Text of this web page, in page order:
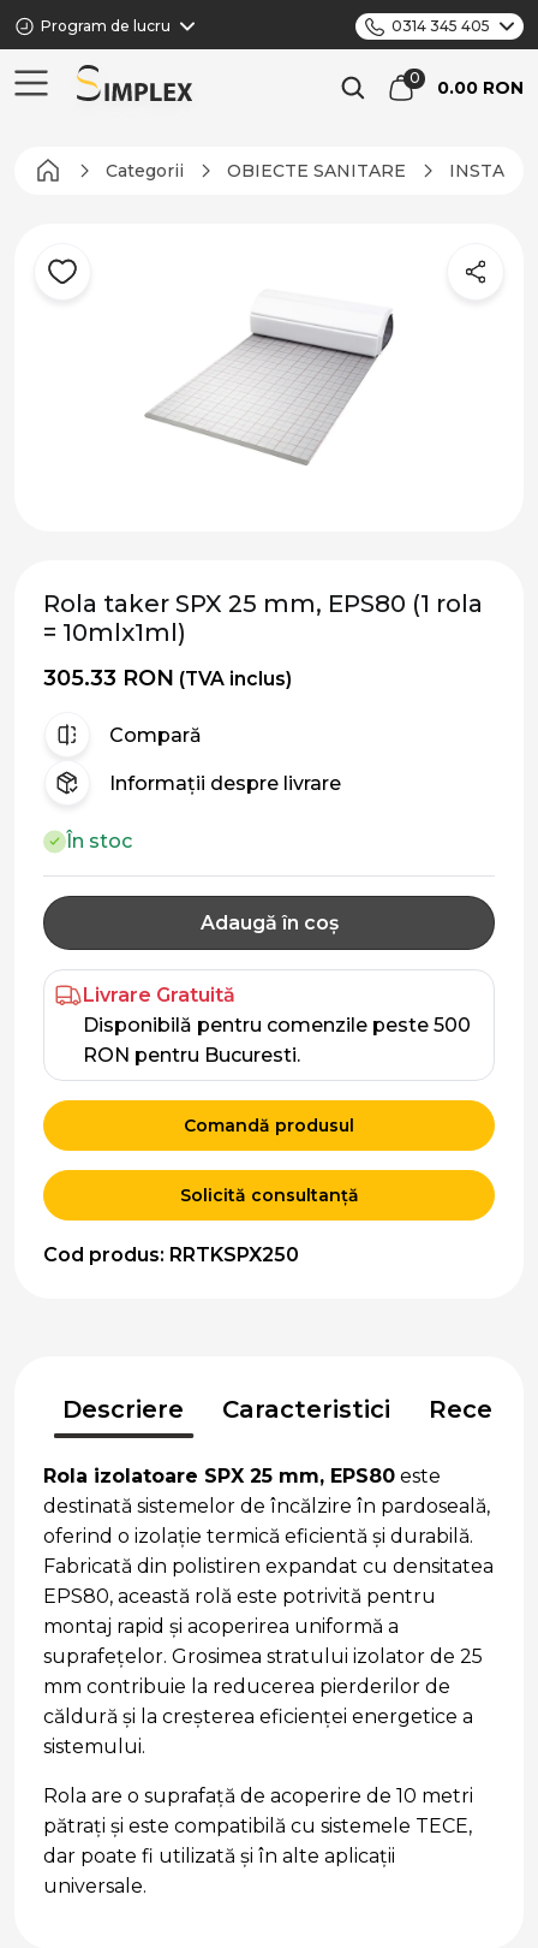
Program de lucru 0314 345 405
0.00 RON
Categorii OBIECTE SANITARE
Rola taker SPX 25 mm, EPS80 (1 rola
= 10mlx1ml)
305.33 RON (TVA inclus)
Compară
Informații despre livrare
În stoc
Adaugă în coș
Livrare Gratuită
Disponibilă pentru comenzile peste 500
RON pentru Bucuresti.
Comandă produsul
Solicită consultanță
Cod produs: RRTKSPX250
Descriere Caracteristici
Rola izolatoare SPX 25 mm, EPS80 este
destinată sistemelor de încălzire în pardoseală,
oferind o izolație termică eficientă și durabilă.
Fabricată din polistiren expandat cu densitatea
EPS80, această rolă este potrivită pentru
montaj rapid și acoperirea uniformă a
suprafețelor. Grosimea stratului izolator de 25
mm contribuie la reducerea pierderilor de
căldură și la creșterea eficienței energetice a
sistemului.
Rola are o suprafață de acoperire de 10 metri
pătrați și este compatibilă cu sistemele TECE,
dar poate fi utilizată și în alte aplicații
universale.